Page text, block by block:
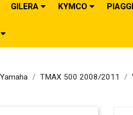
GILERA KYMCO
Yamaha TMAX 500 2008/2011